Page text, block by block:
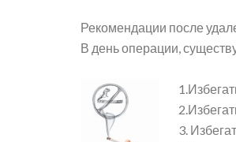
Рекомендации после
В день операции,
3.